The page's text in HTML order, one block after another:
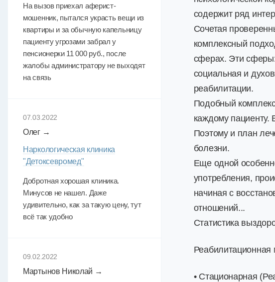
содержит ряд
Сочетая
комплексный
сферах. Эти сферы:
социальная и
реабилитации.
Подобный
каждому пациенту.
Поэтому и план
болезни.
Еще одной
употребления,
начиная с
отношений...
Статистика
• Стационарная
На вызов приехал аферист-
мошенник, пытался украсть вещи из
квартиры и за обычную капельницу
пациенту угрозами забрал у
пенсионерки 11 000 руб., после
жалобы администратору не выходят
на связь
07.03.2022
Олег →
Наркологическая клиника
"Детоксевромед"
Добротная хорошая клиника.
Минусов не нашел. Даже
удивительно, как за такую цену, тут
всё так удобно
09.02.2022
Мартынов Николай →